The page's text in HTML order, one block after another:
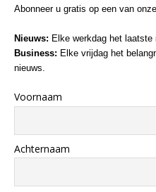
Abonneer u gratis op een van
Nieuws: Elke werkdag het laatste
Business: Elke vrijdag het
nieuws.
Voornaam
Achternaam